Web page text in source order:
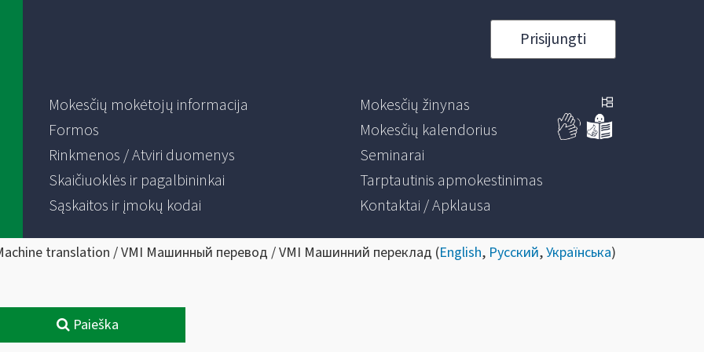
Prisijungti
Mokesčių mokėtojų informacija
Formos
Rinkmenos / Atviri duomenys
Skaičiuoklės ir pagalbininkai
Sąskaitos ir įmokų kodai
Mokesčių žinynas
Mokesčių kalendorius
Seminarai
Tarptautinis apmokestinimas
Kontaktai / Apklausa
translation / VMI Машинный перевод / VMI Машинний переклад (English, Русский,Українська)
Paieška